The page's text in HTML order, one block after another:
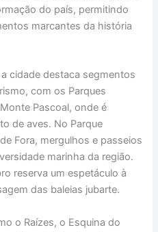
do país, permitindo
marcantes da história
cidade destaca segmentos
com os Parques
Pascoal, onde é
de aves. No Parque
Fora, mergulhos e passeios
marinha da região.
reserva um espetáculo à
das baleias jubarte.
o Raízes, o Esquina do